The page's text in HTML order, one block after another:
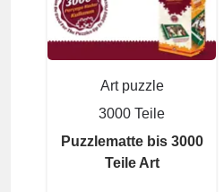
Art puzzle
3000 Teile
Puzzlematte bis 3000
Teile Art